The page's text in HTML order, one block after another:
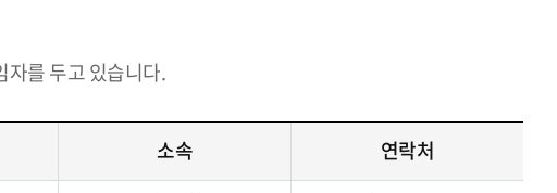
자를 두고 있습니다.
소속 연락처